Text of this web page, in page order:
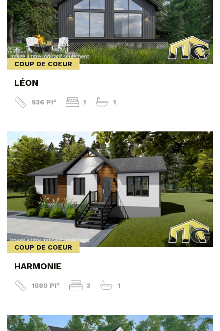
COUP DE COEUR
LÉON
936 PI² 1 1
COUP DE COEUR
HARMONIE
1080 PI² 3 1